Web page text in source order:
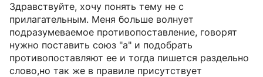
Здравствуйте, хочу понять тему не с
прилагательным. Меня больше волнует
подразумеваемое противопоставление, говорят
нужно поставить союз "а" и подобрать
противопоставляют ее и тогда пишется раздельно
слово,но так же в правиле присутствует